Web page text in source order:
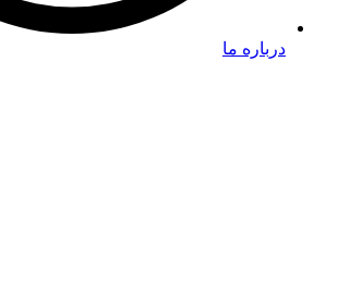
درباره ما